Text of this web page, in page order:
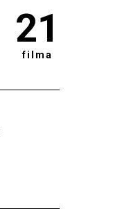
21
filma